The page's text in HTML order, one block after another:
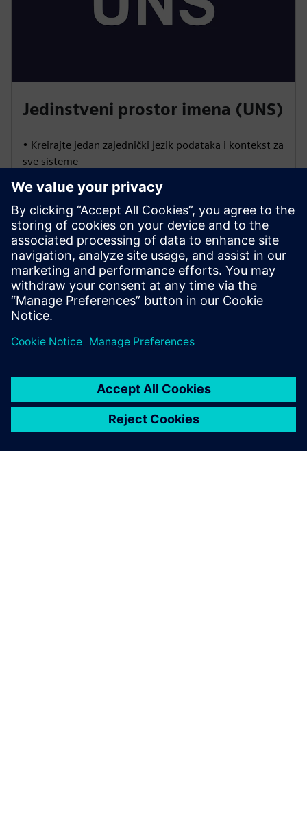
Jedinstveni prostor imena (UNS)
• Kreirajte jedan zajednički jezik podataka i kontekst za
sve sisteme
• Omogućite agnostičku integraciju dobavljača
koristeći otvorene standarde (OPC UA, MKTT, REST
itd.)
• Kontrolišite i upravljajte objavljivanjem podataka i
potrošnjom za besprekornu interoperabilnost